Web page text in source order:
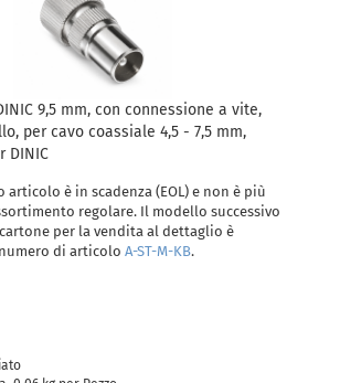
9,5 mm, con connessione a vite,
per cavo coassiale 4,5 - 7,5 mm,
DINIC
articolo è in scadenza (EOL) e non è più
regolare. Il modello successivo
per la vendita al dettaglio è
di articolo A-ST-M-KB.